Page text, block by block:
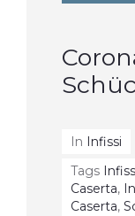
In Infissi
Tags
Caserta,
Caserta,